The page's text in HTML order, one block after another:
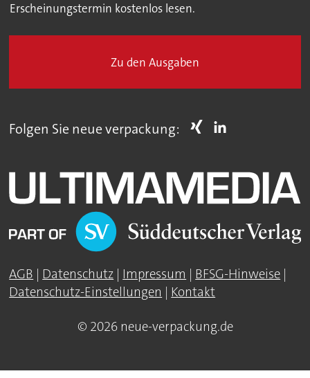
Erscheinungstermin kostenlos lesen.
Zu den Ausgaben
Folgen Sie neue verpackung:
AGB | Datenschutz | Impressum | BFSG-Hinweise |
Datenschutz-Einstellungen | Kontakt
© 2026 neue-verpackung.de